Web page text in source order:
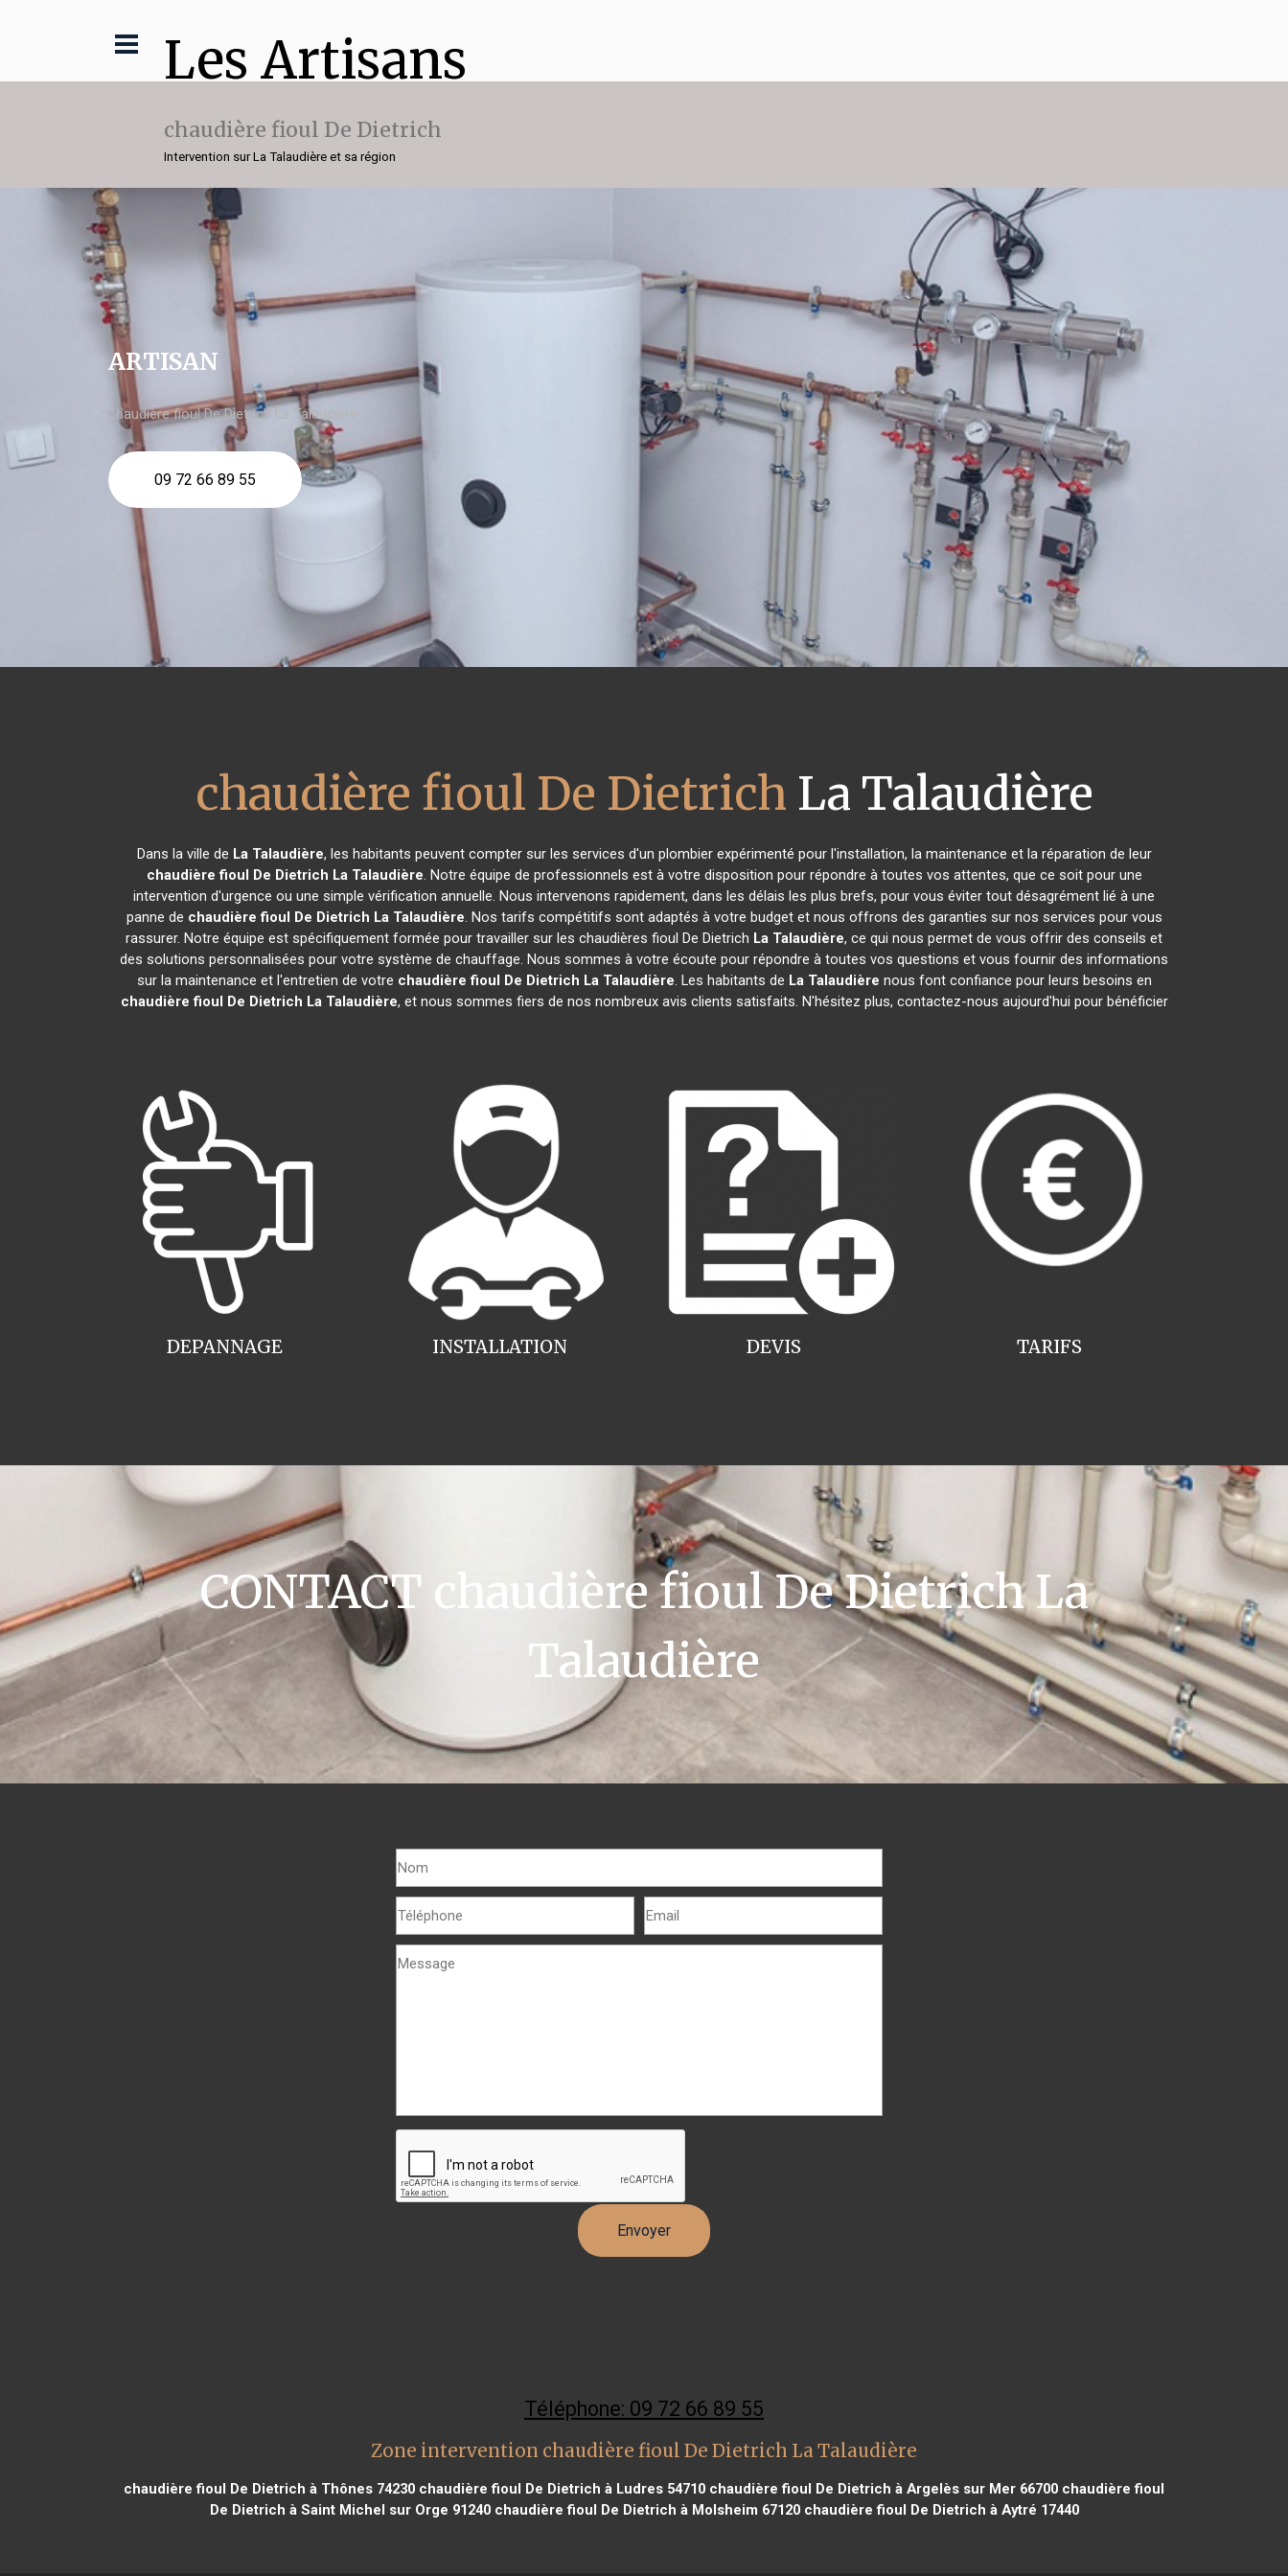
Les Artisans
chaudière fioul De Dietrich
Intervention sur La Talaudière et sa région
ARTISAN
chaudière fioul De Dietrich La Talaudière
09 72 66 89 55
chaudière fioul De Dietrich La Talaudière
Dans la ville de La Talaudière, les habitants peuvent compter sur les services d'un plombier expérimenté pour l'installation, la maintenance et la réparation de leur
chaudière fioul De Dietrich La Talaudière. Notre équipe de professionnels est à votre disposition pour répondre à toutes vos attentes, que ce soit pour une
intervention d'urgence ou une simple vérification annuelle. Nous intervenons rapidement, dans les délais les plus brefs, pour vous éviter tout désagrément lié à une
panne de chaudière fioul De Dietrich La Talaudière. Nos tarifs compétitifs sont adaptés à votre budget et nous offrons des garanties sur nos services pour vous
rassurer. Notre équipe est spécifiquement formée pour travailler sur les chaudières fioul De Dietrich La Talaudière, ce qui nous permet de vous offrir des conseils et
des solutions personnalisées pour votre système de chauffage. Nous sommes à votre écoute pour répondre à toutes vos questions et vous fournir des informations
sur la maintenance et l'entretien de votre chaudière fioul De Dietrich La Talaudière. Les habitants de La Talaudière nous font confiance pour leurs besoins en
chaudière fioul De Dietrich La Talaudière, et nous sommes fiers de nos nombreux avis clients satisfaits. N'hésitez plus, contactez-nous aujourd'hui pour bénéficier
INSTALLATION
DEPANNAGE TARIFS
DEVIS
CONTACT chaudière fioul De Dietrich La
Talaudière
Téléphone: 09 72 66 89 55
Zone intervention chaudière fioul De Dietrich La Talaudière
chaudière fioul De Dietrich à Thônes 74230 chaudière fioul De Dietrich à Ludres 54710 chaudière fioul De Dietrich à Argelès sur Mer 66700 chaudière fioul
De Dietrich à Saint Michel sur Orge 91240chaudière fioul De Dietrich à Molsheim 67120chaudière fioul De Dietrich à Aytré 17440